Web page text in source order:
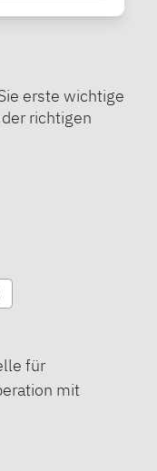
erste wichtige
richtigen
für
mit